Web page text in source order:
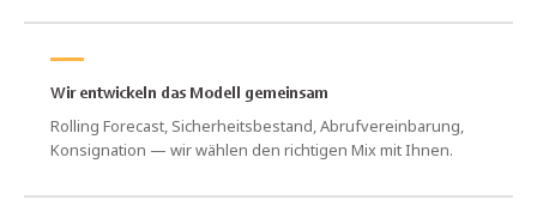
Wir entwickeln das Modell gemeinsam
Rolling Forecast, Sicherheitsbestand, Abrufvereinbarung,
Konsignation — wir wählen den richtigen Mix mit Ihnen.